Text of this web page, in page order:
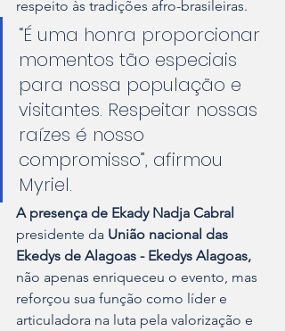
respeito às tradições afro-brasileiras.
“É uma honra proporcionar
momentos tão especiais
para nossa população e
visitantes. Respeitar nossas
raízes é nosso
compromisso”, afirmou
Myriel.
A presença de Ekady Nadja Cabral
presidente da União nacional das
Ekedys de Alagoas - Ekedys Alagoas,
não apenas enriqueceu o evento, mas
reforçou sua função como líder e
articuladora na luta pela valorização e